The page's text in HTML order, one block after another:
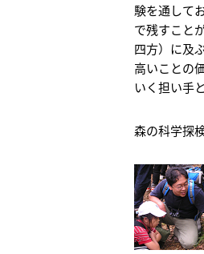
験を通して
で残すこと
四方）に及
高いことの
いく担い手
森の科学探